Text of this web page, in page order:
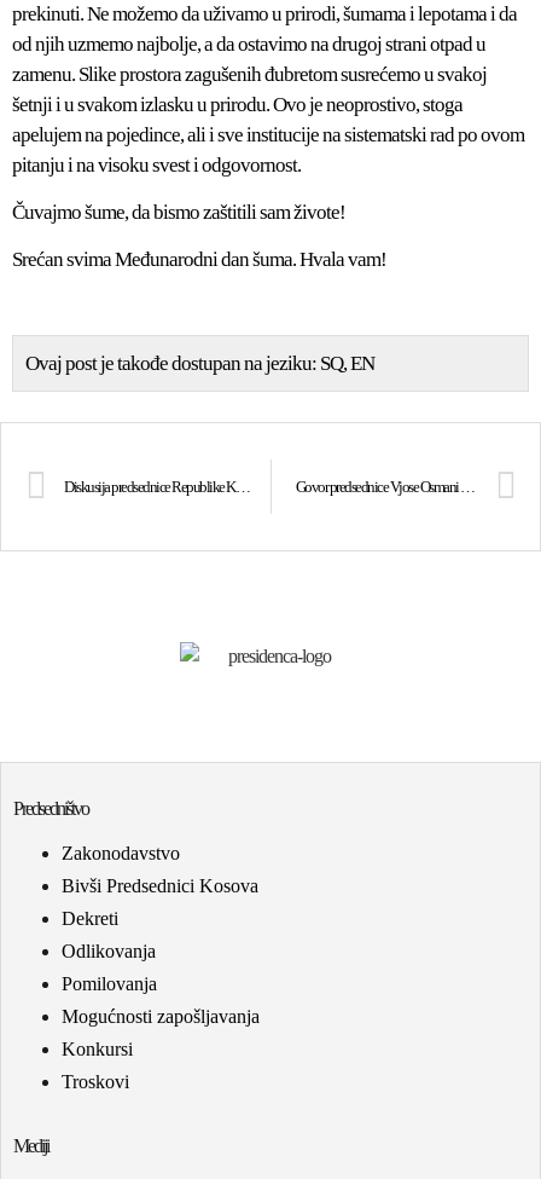
prekinuti. Ne možemo da uživamo u prirodi, šumama i lepotama i da
od njih uzmemo najbolje, a da ostavimo na drugoj strani otpad u
zamenu. Slike prostora zagušenih đubretom susrećemo u svakoj
šetnji i u svakom izlasku u prirodu. Ovo je neoprostivo, stoga
apelujem na pojedince, ali i sve institucije na sistematski rad po ovom
pitanju i na visoku svest i odgovornost.
Čuvajmo šume, da bismo zaštitili sam živote!
Srećan svima Međunarodni dan šuma. Hvala vam!
Ovaj post je takođe dostupan na jeziku: SQ EN
Diskusija predsednice Republike Kosovo Vjose Osmani Sadriu na panelu na Nedelji žena
Predsedništvo
Zakonodavstvo
Bivši Predsednici Kosova
Dekreti
Odlikovanja
Pomilovanja
Mogućnosti zapošljavanja
Konkursi
Troskovi
Mediji